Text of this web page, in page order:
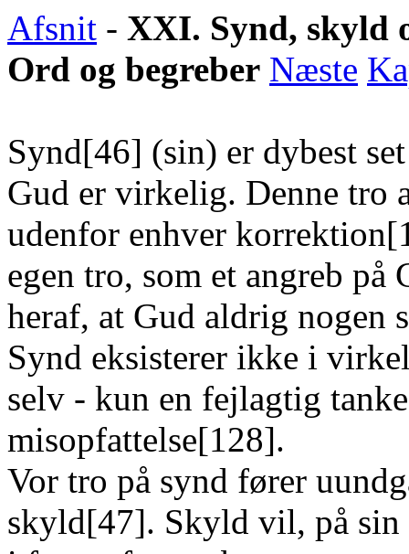
Afsnit - XXI. Synd, skyld
Ord og begreber Næste
Synd[46] (sin) er dybest
Gud er virkelig. Denne tro
udenfor enhver
egen tro, som et angreb på
heraf, at Gud aldrig nogen
Synd eksisterer ikke i
selv - kun en fejlagtig
misopfattelse[128].
Vor tro på synd fører
skyld[47]. Skyld vil, på sin